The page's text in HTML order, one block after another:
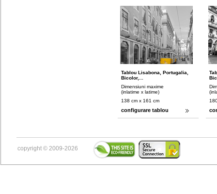
Tablou Lisabona, Portugalia,
Bicolor,...
Dimensiuni maxime
(inlatime x latime)
138 cm x 161 cm
configurare tablou
copyright © 2009-2026